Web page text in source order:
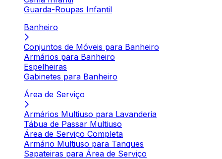
Guarda-Roupas Infantil
Banheiro
Conjuntos de Móveis para Banheiro
Armários para Banheiro
Espelheiras
Gabinetes para Banheiro
Área de Serviço
Armários Multiuso para Lavanderia
Tábua de Passar Multiuso
Área de Serviço Completa
Armário Multiuso para Tanques
Sapateiras para Área de Serviço